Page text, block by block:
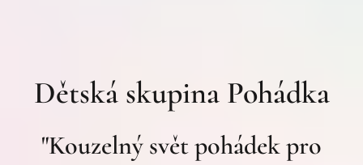
Dětská skupina Pohádka
"Kouzelný svět pohádek pro